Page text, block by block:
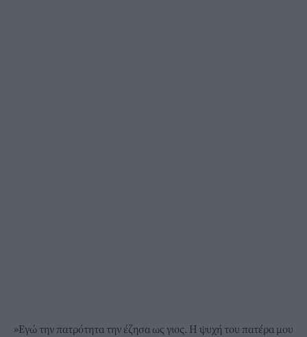
»Εγώ την πατρότητα την έζησα ως γιος. Η ψυχή του πατέρα μου